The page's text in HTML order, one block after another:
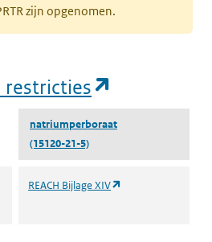
zijn opgenomen.
restricties
natriumperboraat
(15120-21-5)
REACH Bijlage XIV